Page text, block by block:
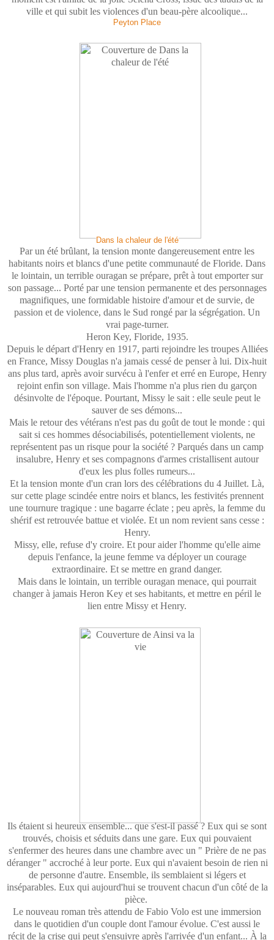
ville et qui subit les violences d'un beau-père alcoolique...
Peyton Place
Dans la chaleur de l'été
Par un été brûlant, la tension monte dangereusement entre les
habitants noirs et blancs d'une petite communauté de Floride. Dans
le lointain, un terrible ouragan se prépare, prêt à tout emporter sur
son passage... Porté par une tension permanente et des personnages
magnifiques, une formidable histoire d'amour et de survie, de
passion et de violence, dans le Sud rongé par la ségrégation. Un
vrai page-turner.
Heron Key, Floride, 1935.
Depuis le départ d'Henry en 1917, parti rejoindre les troupes Alliées
en France, Missy Douglas n'a jamais cessé de penser à lui. Dix-huit
ans plus tard, après avoir survécu à l'enfer et erré en Europe, Henry
rejoint enfin son village. Mais l'homme n'a plus rien du garçon
désinvolte de l'époque. Pourtant, Missy le sait : elle seule peut le
sauver de ses démons...
Mais le retour des vétérans n'est pas du goût de tout le monde : qui
sait si ces hommes désociabilisés, potentiellement violents, ne
représentent pas un risque pour la société ? Parqués dans un camp
insalubre, Henry et ses compagnons d'armes cristallisent autour
d'eux les plus folles rumeurs...
Et la tension monte d'un cran lors des célébrations du 4 Juillet. Là,
sur cette plage scindée entre noirs et blancs, les festivités prennent
une tournure tragique : une bagarre éclate ; peu après, la femme du
shérif est retrouvée battue et violée. Et un nom revient sans cesse :
Henry.
Missy, elle, refuse d'y croire. Et pour aider l'homme qu'elle aime
depuis l'enfance, la jeune femme va déployer un courage
extraordinaire. Et se mettre en grand danger.
Mais dans le lointain, un terrible ouragan menace, qui pourrait
changer à jamais Heron Key et ses habitants, et mettre en péril le
lien entre Missy et Henry.
Ils étaient si heureux ensemble... que s'est-il passé ? Eux qui se sont
trouvés, choisis et séduits dans une gare. Eux qui pouvaient
s'enfermer des heures dans une chambre avec un " Prière de ne pas
déranger " accroché à leur porte. Eux qui n'avaient besoin de rien ni
de personne d'autre. Ensemble, ils semblaient si légers et
inséparables. Eux qui aujourd'hui se trouvent chacun d'un côté de la
pièce.
Le nouveau roman très attendu de Fabio Volo est une immersion
dans le quotidien d'un couple dont l'amour évolue. C'est aussi le
récit de la crise qui peut s'ensuivre après l'arrivée d'un enfant... À la